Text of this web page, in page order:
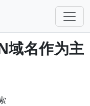
域名作为主